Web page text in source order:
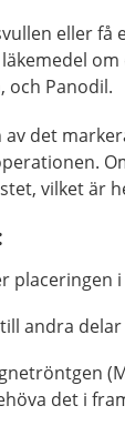
eller
och Panodil.
det
vilket är
placeringen
andra delar
det i